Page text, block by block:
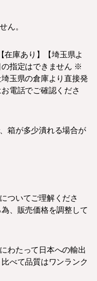
ん。
在庫あり】【埼玉県よ
指定はできません ※
玉県の倉庫より直接発
電話でご確認くださ
箱が多少潰れる場合が
ついてご理解くださ
、販売価格を調整して
わたって日本への輸出
べて品質はワンランク